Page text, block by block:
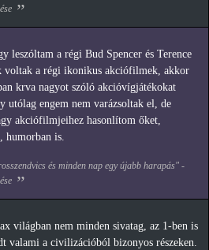
leszóltam a régi Bud Spencer és Terence
voltak a régi ikonikus akciófilmek, akkor
krva nagyot szóló akcióvígjátékokat
utólag engem nem varázsoltak el, de
akciófilmjeihez hasonlítom őket,
humorban is.
és minden nap egy újabb harapás" -
világban nem minden sivatag, az 1-ben is
valami a civilizációból bizonyos részeken.